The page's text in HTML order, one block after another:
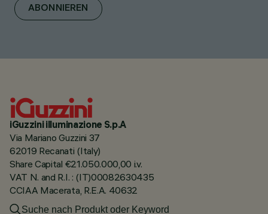
ABONNIEREN
iGuzzini illuminazione S.p.A
Via Mariano Guzzini 37
62019 Recanati (Italy)
Share Capital €21.050.000,00 i.v.
VAT N. and R.I. : (IT)00082630435
CCIAA Macerata, R.E.A. 40632